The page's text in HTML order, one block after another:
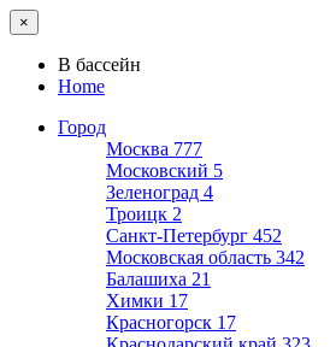
×
В бассейн
Home
Город
Москва 777
Московский 5
Зеленоград 4
Троицк 2
Санкт-Петербург 452
Московская область 342
Балашиха 21
Химки 17
Красногорск 17